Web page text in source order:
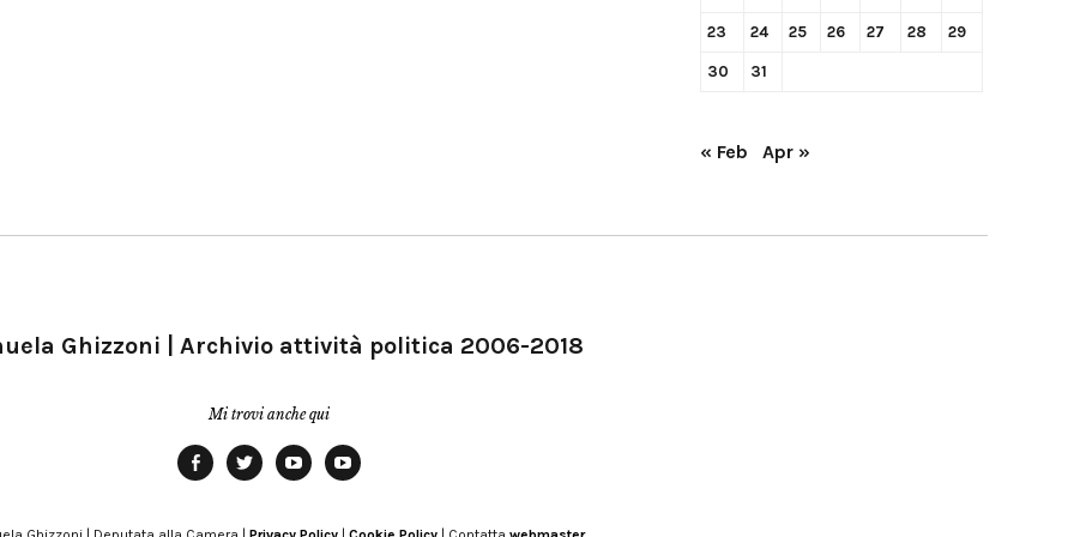
23 24 25 26 27 28 29
30 31
« Feb Apr »
Ghizzoni | Archivio attività politica 2006-2018
Mi trovi anche qui
Modena